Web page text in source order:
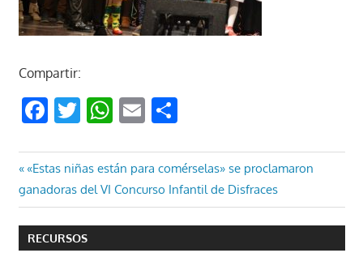
Compartir:
Facebook
Twitter
WhatsApp
EmailCompartir
Navegación
de
entradas
Entrada
anterior:
«Estas niñas están para comérselas» se proclamaron
ganadoras del VI Concurso Infantil de Disfraces
RECURSOS